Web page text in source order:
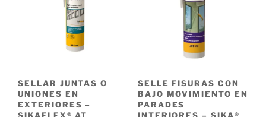
SELLAR JUNTAS O
UNIONES EN
EXTERIORES –
SELLE FISURAS CON
BAJO MOVIMIENTO EN
PARADES